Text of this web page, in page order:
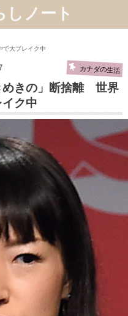
しノート
大ブレイク中
カナダの生活
めきの」断捨離 世界
ク中